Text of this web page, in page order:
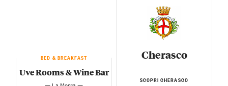
BED & BREAKFAST
Uve Rooms & Wine Bar
Cherasco
SCOPRI CHERASCO